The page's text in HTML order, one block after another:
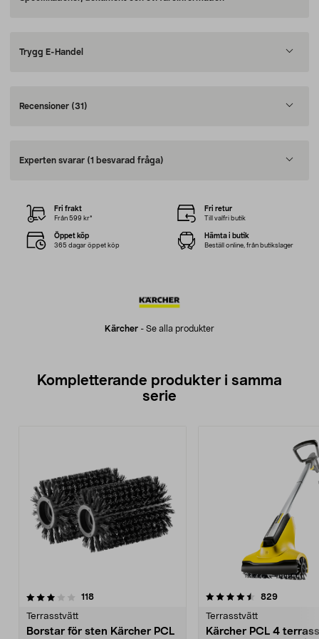
Trygg E-Handel
Recensioner (31)
Experten svarar (1 besvarad fråga)
Kärcher - Se alla produkter
Fri frakt
Från 599 kr*
Fri retur
Till valfri butik
Öppet köp
365 dagar öppet köp
Hämta i butik
Beställ online, från butikslager
Kompletterande produkter i samma
serie
118recensioner
Terrasstvätt
Borstar för sten Kärcher PCL
4.5av 5 stjärnor 829
Terrasstvätt
Kärcher PCL 4
4.5av 5 stjärnor